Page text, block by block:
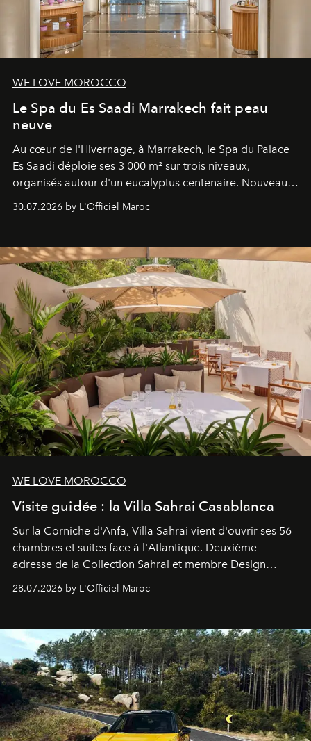
WE LOVE MOROCCO
Le Spa du Es Saadi Marrakech fait peau
neuve
Au cœur de l'Hivernage, à Marrakech, le Spa du Palace
Es Saadi déploie ses 3 000 m² sur trois niveaux,
organisés autour d'un eucalyptus centenaire. Nouveau
neuro-cosmétique, parcours thermal et studio dédié au
entièreté, entre science des émotions et rituels
reposants.
30.07.2026 by L'Officiel Maroc
WE LOVE MOROCCO
Visite guidée : la Villa Sahrai Casablanca
Sur la Corniche d'Anfa, Villa Sahrai vient d'ouvrir ses 56
chambres et suites face à l'Atlantique. Deuxième
adresse de la Collection Sahrai et membre Design
Pillet promet un lieu de vie complet. On y a déjeuné…
28.07.2026 by L'Officiel Maroc